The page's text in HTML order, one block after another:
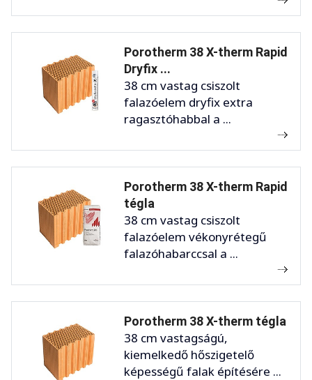
Porotherm 38 X-therm Rapid
Dryfix ...
38 cm vastag csiszolt
falazóelem dryfix extra
ragasztóhabbal a ...
Porotherm 38 X-therm Rapid
tégla
38 cm vastag csiszolt
falazóelem vékonyrétegű
falazóhabarccsal a ...
Porotherm 38 X-therm tégla
38 cm vastagságú,
kiemelkedő hőszigetelő
képességű falak építésére ...